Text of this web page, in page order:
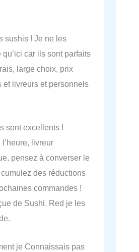
sushis ! Je ne les
car ils sont parfaits
large choix, prix
et livreurs et personnels
sont excellents !
livreur
pensez à converser le
des réductions
commandes !
de Sushi. Red je les
je Connaissais pas